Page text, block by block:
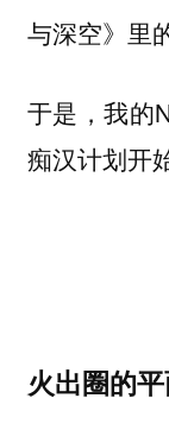
与深空》里
于是，我的
痴汉计划开
火出圈的